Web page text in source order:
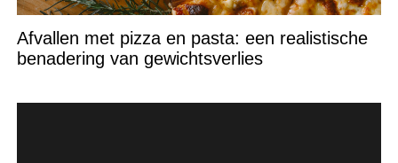
Afvallen met pizza en pasta: een realistische
benadering van gewichtsverlies